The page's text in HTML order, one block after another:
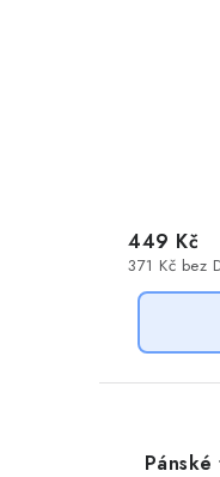
371 Kč bez
449 Kč